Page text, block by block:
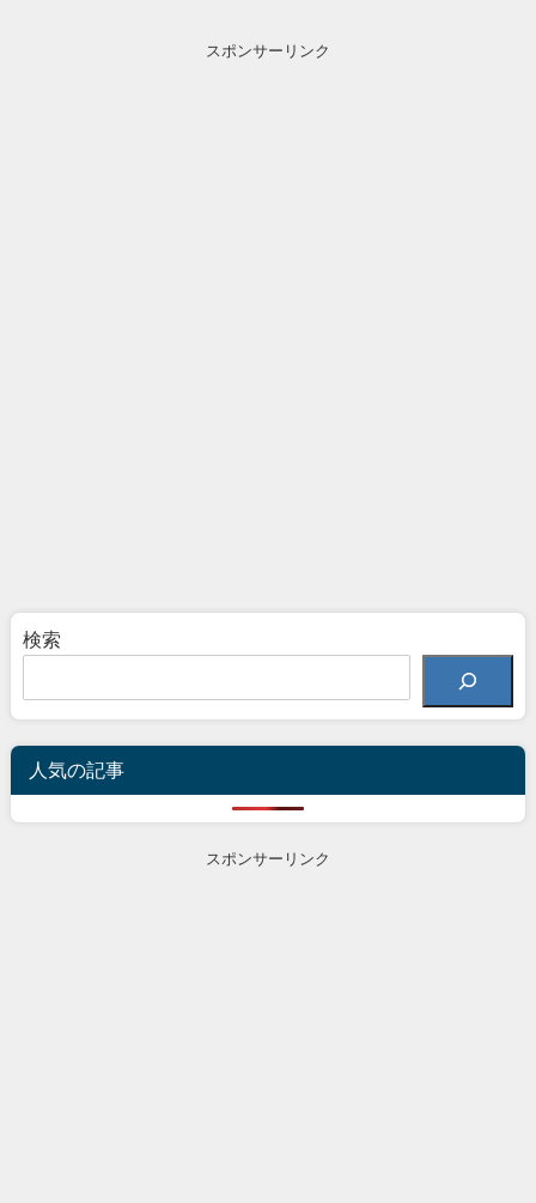
スポンサーリンク
検索
人気の記事
スポンサーリンク